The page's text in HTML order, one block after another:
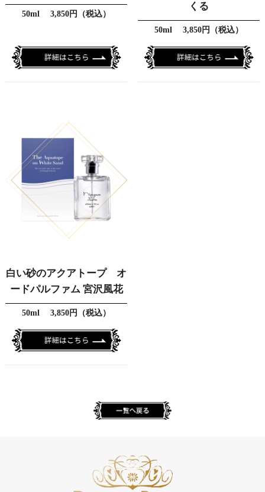
50ml 3,850円（税込）
くる
50ml 3,850円（税込）
白い砂のアクアトープ オ
ードパルファム 宮沢風花
50ml 3,850円（税込）